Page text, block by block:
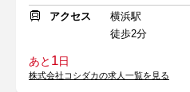
アクセス
横浜駅
徒歩2分
あと 1日
株式会社コシダカの求人一覧を見る